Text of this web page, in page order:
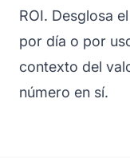
ROI. Desglosa
por día o por
contexto del
número en sí.